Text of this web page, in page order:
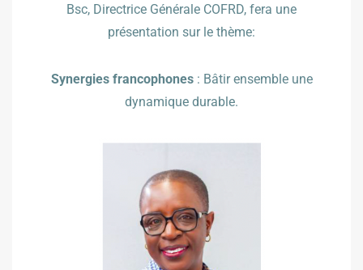
Bsc, Directrice Générale COFRD, fera une
présentation sur le thème:
Synergies francophones : Bâtir ensemble une
dynamique durable.